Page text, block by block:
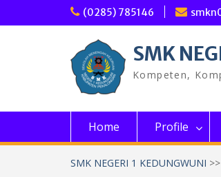
(0285) 785146
SMK
Kompeten,
Home Profile
SMK NEGERI 1 KEDUNGWUNI >>